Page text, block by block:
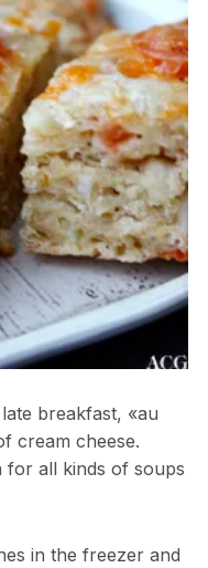
breakfast, «au
cream cheese.
for all kinds of soups
in the freezer and